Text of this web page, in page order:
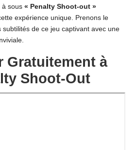
à sous « Penalty Shoot-out »
expérience unique. Prenons le
de ce jeu captivant avec une
Gratuitement à
Shoot-Out